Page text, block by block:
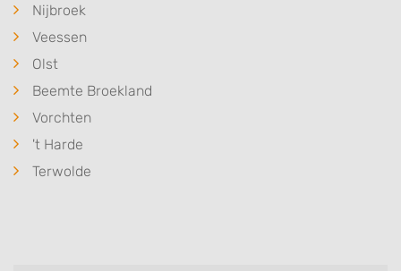
Nijbroek
Veessen
Olst
Beemte Broekland
Vorchten
't Harde
Terwolde